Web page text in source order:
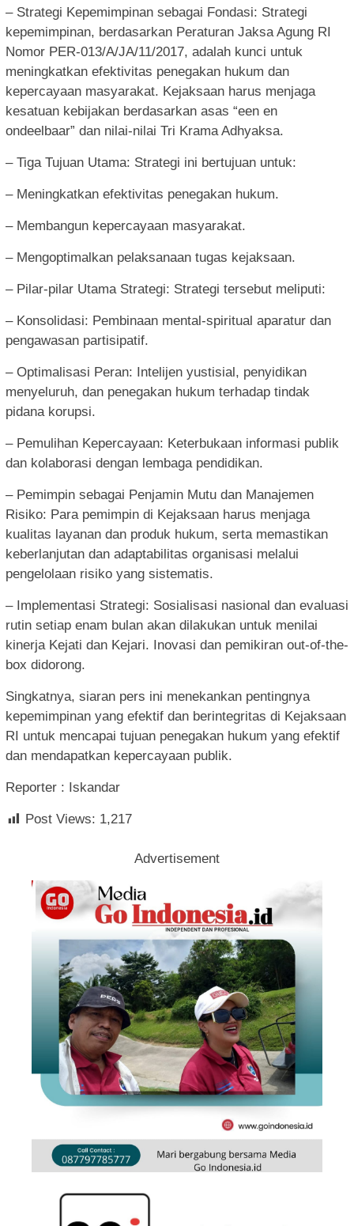
– Strategi Kepemimpinan sebagai Fondasi: Strategi
kepemimpinan, berdasarkan Peraturan Jaksa Agung RI
Nomor PER-013/A/JA/11/2017, adalah kunci untuk
meningkatkan efektivitas penegakan hukum dan
kepercayaan masyarakat. Kejaksaan harus menjaga
kesatuan kebijakan berdasarkan asas “een en
ondeelbaar” dan nilai-nilai Tri Krama Adhyaksa.
– Tiga Tujuan Utama: Strategi ini bertujuan untuk:
– Meningkatkan efektivitas penegakan hukum.
– Membangun kepercayaan masyarakat.
– Mengoptimalkan pelaksanaan tugas kejaksaan.
– Pilar-pilar Utama Strategi: Strategi tersebut meliputi:
– Konsolidasi: Pembinaan mental-spiritual aparatur dan
pengawasan partisipatif.
– Optimalisasi Peran: Intelijen yustisial, penyidikan
menyeluruh, dan penegakan hukum terhadap tindak
pidana korupsi.
– Pemulihan Kepercayaan: Keterbukaan informasi publik
dan kolaborasi dengan lembaga pendidikan.
– Pemimpin sebagai Penjamin Mutu dan Manajemen
Risiko: Para pemimpin di Kejaksaan harus menjaga
kualitas layanan dan produk hukum, serta memastikan
keberlanjutan dan adaptabilitas organisasi melalui
pengelolaan risiko yang sistematis.
– Implementasi Strategi: Sosialisasi nasional dan evaluasi
rutin setiap enam bulan akan dilakukan untuk menilai
kinerja Kejati dan Kejari. Inovasi dan pemikiran out-of-the-
box didorong.
Singkatnya, siaran pers ini menekankan pentingnya
kepemimpinan yang efektif dan berintegritas di Kejaksaan
RI untuk mencapai tujuan penegakan hukum yang efektif
dan mendapatkan kepercayaan publik.
Reporter : Iskandar
Post Views: 1,217
Advertisement